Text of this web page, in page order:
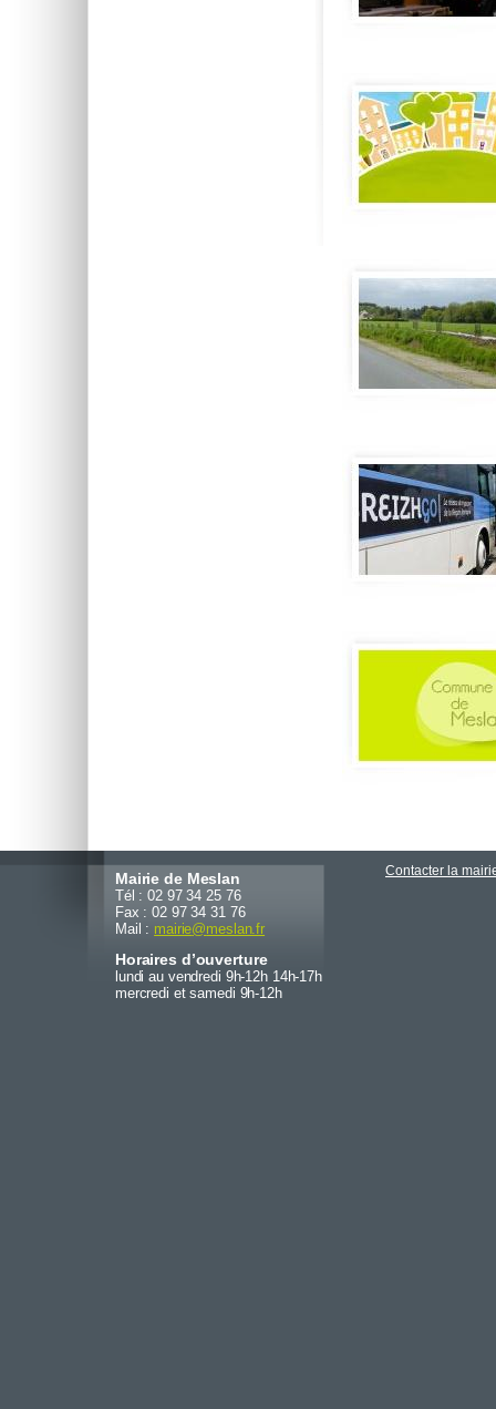
Mairie de Meslan
Tél : 02 97 34 25 76
Fax : 02 97 34 31 76
Mail : mairie@meslan.fr
Horaires d’ouverture
lundi au vendredi 9h-12h 14h-17h
mercredi et samedi 9h-12h
Contacter la